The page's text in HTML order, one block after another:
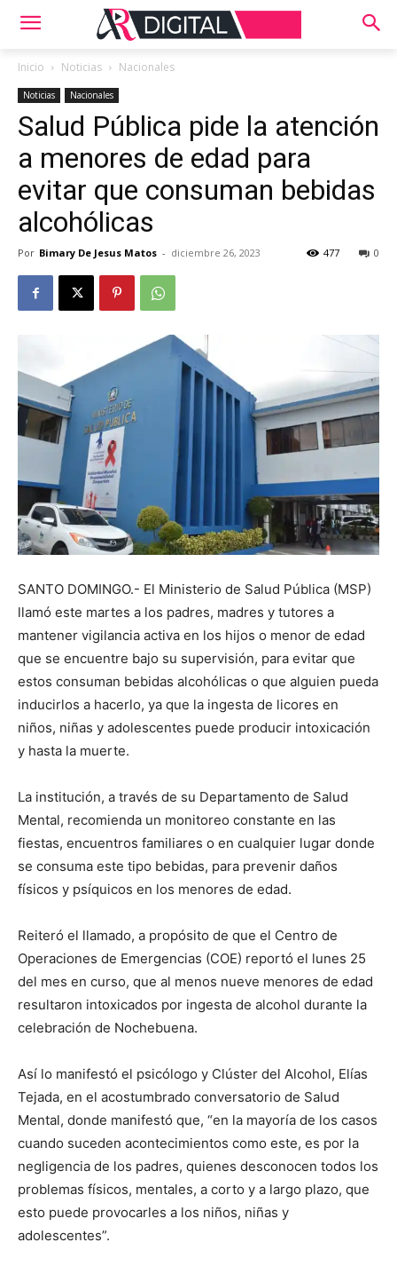
Inicio Noticias Nacionales
Noticias Nacionales
Salud Pública pide la atención
a menores de edad para
evitar que consuman bebidas
alcohólicas
Por Bimary De Jesus Matos - diciembre 26, 2023 0
477
SANTO DOMINGO.- El Ministerio de Salud Pública (MSP)
llamó este martes a los padres, madres y tutores a
mantener vigilancia activa en los hijos o menor de edad
que se encuentre bajo su supervisión, para evitar que
estos consuman bebidas alcohólicas o que alguien pueda
inducirlos a hacerlo, ya que la ingesta de licores en
niños, niñas y adolescentes puede producir intoxicación
y hasta la muerte.
La institución, a través de su Departamento de Salud
Mental, recomienda un monitoreo constante en las
fiestas, encuentros familiares o en cualquier lugar donde
se consuma este tipo bebidas, para prevenir daños
físicos y psíquicos en los menores de edad.
Reiteró el llamado, a propósito de que el Centro de
Operaciones de Emergencias (COE) reportó el lunes 25
del mes en curso, que al menos nueve menores de edad
resultaron intoxicados por ingesta de alcohol durante la
celebración de Nochebuena.
Así lo manifestó el psicólogo y Clúster del Alcohol, Elías
Tejada, en el acostumbrado conversatorio de Salud
Mental, donde manifestó que, “en la mayoría de los casos
cuando suceden acontecimientos como este, es por la
negligencia de los padres, quienes desconocen todos los
problemas físicos, mentales, a corto y a largo plazo, que
esto puede provocarles a los niños, niñas y
adolescentes”.